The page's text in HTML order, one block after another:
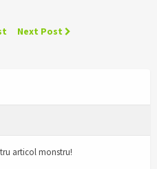
Next Post
articol monstru!